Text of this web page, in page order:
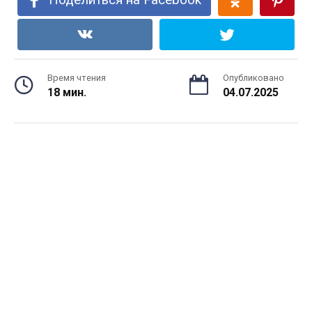
Время чтения
18 мин.
Опубликовано
04.07.2025